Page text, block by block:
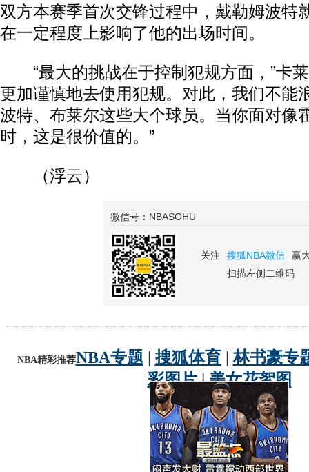
双方本赛季首次交锋过程中，戴勒姆波特
在一定程度上影响了他的出场时间。
“最大的挑战在于控制犯规方面，”卡莱
更加谨慎地去使用犯规。对此，我们不能
波特、布莱尔这些大个球员。当你面对像
时，这是很价值的。”
（浮云）
微信号：NBASOHU
关注 搜狐NBA微信
赢
扫描左侧二维码